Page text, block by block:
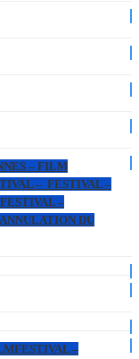
– FILM
– FESTIVAL –
–
DU
–